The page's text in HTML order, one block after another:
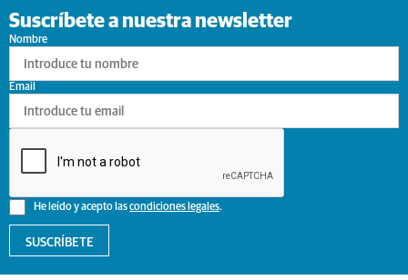
Suscríbete a nuestra newsletter
Nombre
He leído y acepto lascondiciones legales.
Email
SUSCRÍBETE